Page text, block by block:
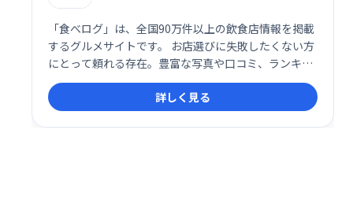
「食べログ」は、全国90万件以上の飲食店情報を掲載
するグルメサイトです。 お店選びに失敗したくない方
にとって頼れる存在。豊富な写真や口コミ、ランキン
グ情報など、充実したコンテンツで、あなたにぴった
りのレストラン探しをサポートします。 失敗しない外
食のために、ぜひ「食べログ」をご活用ください。
詳しく見る